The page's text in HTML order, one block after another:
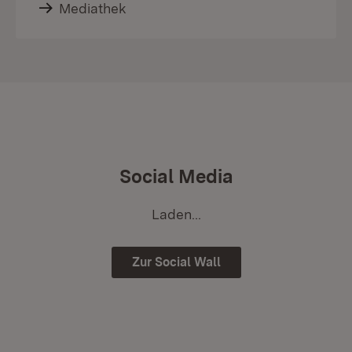
Mediathek
Social Media
Laden...
Zur Social Wall